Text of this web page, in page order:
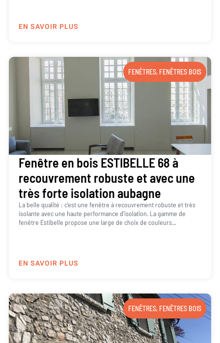
EN SAVOIR PLUS
FENÊTRES, FENÊTRES BOIS
Fenêtre en bois ESTIBELLE 68 à
recouvrement robuste et avec une
très forte isolation aubagne
La belle qualité : c’est une fenêtre à recouvrement robuste et très
isolante avec une haute performance d’isolation. La gamme de
fenêtre Estibelle propose une large de choix de couleurs...
EN SAVOIR PLUS
FENÊTRES, FENÊTRES BOIS